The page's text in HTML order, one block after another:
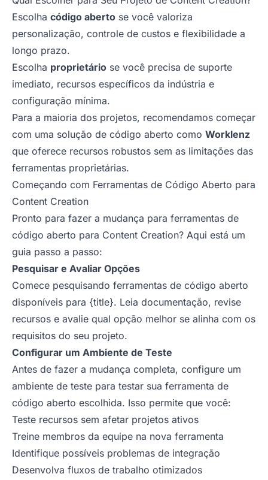
Escolha código aberto se você valoriza
personalização, controle de custos e flexibilidade a
longo prazo.
Escolha proprietário se você precisa de suporte
imediato, recursos específicos da indústria e
configuração mínima.
Para a maioria dos projetos, recomendamos começar
com uma solução de código aberto como Worklenz
que oferece recursos robustos sem as limitações das
ferramentas proprietárias.
Começando com Ferramentas de Código Aberto para
Content Creation
Pronto para fazer a mudança para ferramentas de
código aberto para Content Creation? Aqui está um
guia passo a passo:
Pesquisar e Avaliar Opções
Comece pesquisando ferramentas de código aberto
disponíveis para {title}. Leia documentação, revise
recursos e avalie qual opção melhor se alinha com os
requisitos do seu projeto.
Configurar um Ambiente de Teste
Antes de fazer a mudança completa, configure um
ambiente de teste para testar sua ferramenta de
código aberto escolhida. Isso permite que você:
Teste recursos sem afetar projetos ativos
Treine membros da equipe na nova ferramenta
Identifique possíveis problemas de integração
Desenvolva fluxos de trabalho otimizados